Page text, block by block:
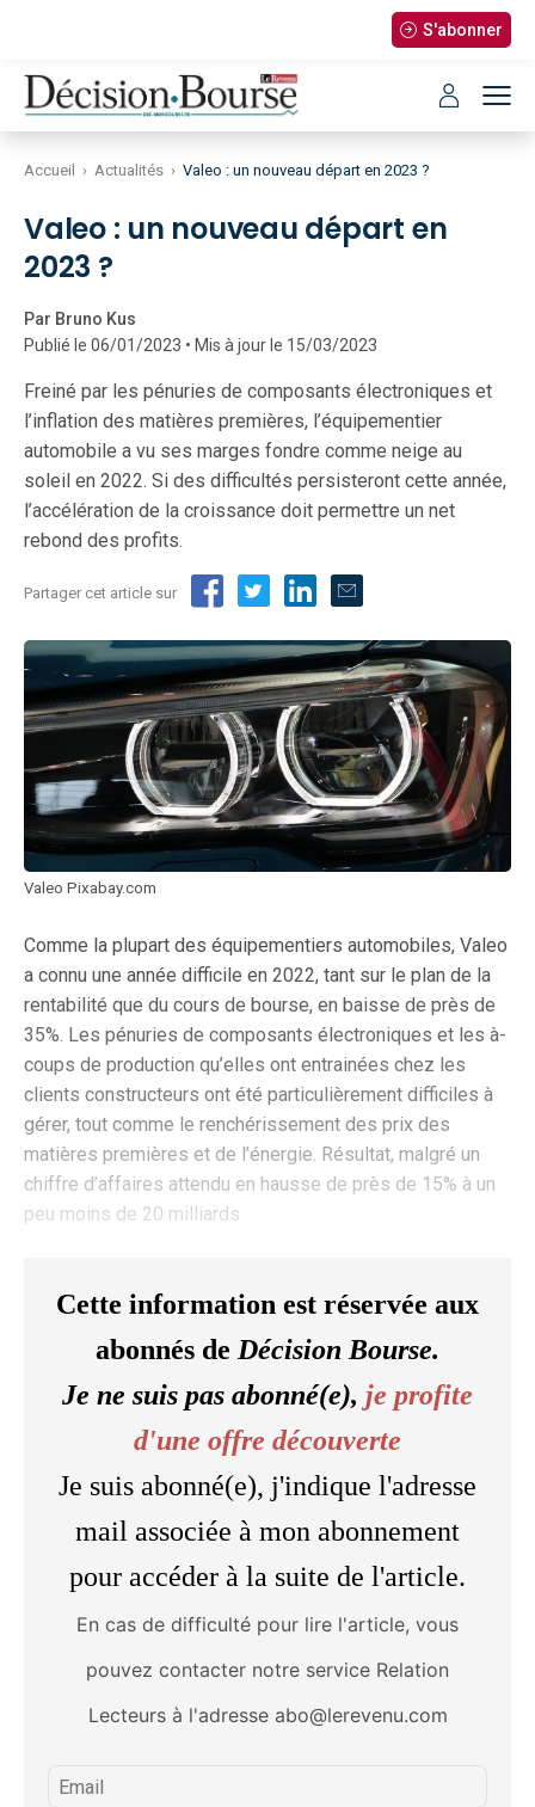
S'abonner
Accueil › Actualités › Valeo : un nouveau départ en 2023 ?
Valeo : un nouveau départ en
2023 ?
Par Bruno Kus
Publié le 06/01/2023 • Mis à jour le 15/03/2023
Freiné par les pénuries de composants électroniques et
l’inflation des matières premières, l’équipementier
automobile a vu ses marges fondre comme neige au
soleil en 2022. Si des difficultés persisteront cette année,
l’accélération de la croissance doit permettre un net
rebond des profits.
Partager cet article sur
Valeo Pixabay.com
Comme la plupart des équipementiers automobiles, Valeo
a connu une année difficile en 2022, tant sur le plan de la
rentabilité que du cours de bourse, en baisse de près de
35%. Les pénuries de composants électroniques et les à-
coups de production qu’elles ont entrainées chez les
clients constructeurs ont été particulièrement difficiles à
gérer, tout comme le renchérissement des prix des
matières premières et de l’énergie. Résultat, malgré un
chiffre d’affaires attendu en hausse de près de 15% à un
peu moins de 20 milliards
Cette information est réservée aux
abonnés de Décision Bourse.
Je ne suis pas abonné(e), je profite
d'une offre découverte
Je suis abonné(e), j'indique l'adresse
mail associée à mon abonnement
pour accéder à la suite de l'article.
En cas de difficulté pour lire l'article, vous
pouvez contacter notre service Relation
Lecteurs à l'adresse abo@lerevenu.com